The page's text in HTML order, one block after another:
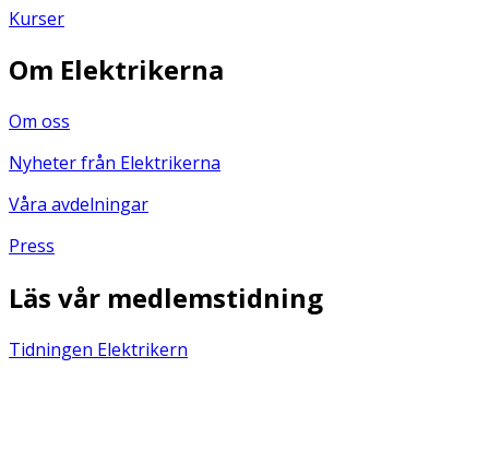
Kurser
Om Elektrikerna
Om oss
Nyheter från Elektrikerna
Våra avdelningar
Press
Läs vår medlemstidning
Tidningen Elektrikern